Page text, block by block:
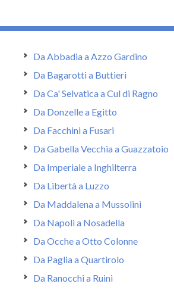
Da Abbadia a Azzo Gardino
Da Bagarotti a Buttieri
Da Ca' Selvatica a Cul di Ragno
Da Donzelle a Egitto
Da Facchini a Fusari
Da Gabella Vecchia a Guazzatoio
Da Imperiale a Inghilterra
Da Libertà a Luzzo
Da Maddalena a Mussolini
Da Napoli a Nosadella
Da Ocche a Otto Colonne
Da Paglia a Quartirolo
Da Ranocchi a Ruini